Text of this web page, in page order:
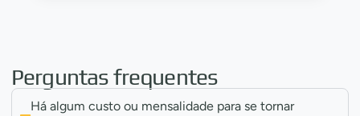
Perguntas frequentes
Há algum custo ou mensalidade para se tornar